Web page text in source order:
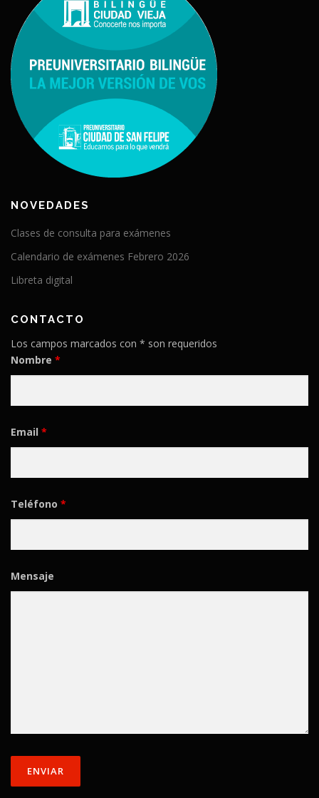
NOVEDADES
Clases de consulta para exámenes
Calendario de exámenes Febrero 2026
Libreta digital
CONTACTO
Los campos marcados con * son requeridos
Nombre *
Email *
Teléfono *
Mensaje